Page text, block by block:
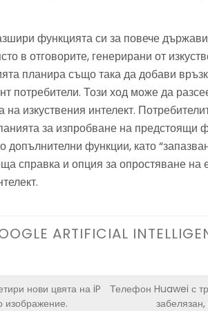
функцията си за повече
в отговорите, генерирани от
планира също така да добави
потребители. Този ход може да
на изкуствения интелект.
за изпробване на предстоящи
допълнителни функции, като
справка и опция за опростяване на
ARTIFICIAL
нови цвята на iP
изображение.
Телефон Huawei с